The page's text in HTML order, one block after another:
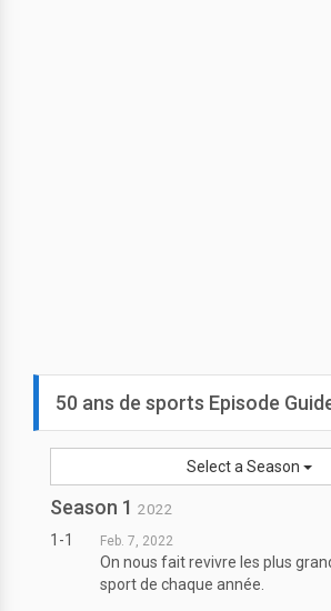
50 ans de sports Episode
Select a Season
Season 1 2022
1-1
Feb. 7, 2022
On nous fait revivre les plus
sport de chaque année.